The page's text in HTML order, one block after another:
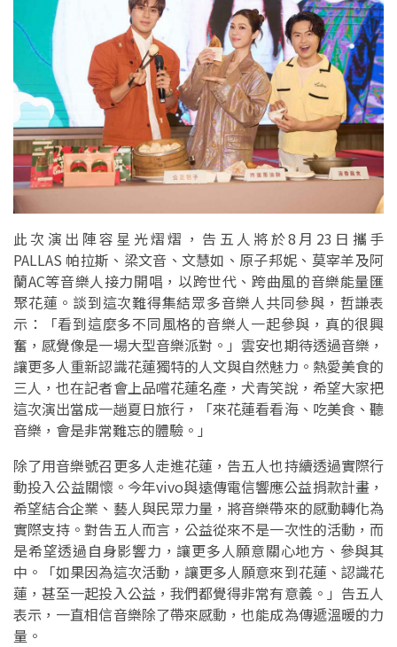
此次演出陣容星光熠熠，告五人將於8月23日攜手
PALLAS 帕拉斯、梁文音、文慧如、原子邦妮、莫宰羊及阿
蘭AC等音樂人接力開唱，以跨世代、跨曲風的音樂能量匯
聚花蓮。談到這次難得集結眾多音樂人共同參與，哲謙表
示：「看到這麼多不同風格的音樂人一起參與，真的很興
奮，感覺像是一場大型音樂派對。」雲安也期待透過音樂，
讓更多人重新認識花蓮獨特的人文與自然魅力。熱愛美食的
三人，也在記者會上品嚐花蓮名產，犬青笑說，希望大家把
這次演出當成一趟夏日旅行，「來花蓮看看海、吃美食、聽
音樂，會是非常難忘的體驗。」
除了用音樂號召更多人走進花蓮，告五人也持續透過實際行
動投入公益關懷。今年vivo與遠傳電信響應公益捐款計畫，
希望結合企業、藝人與民眾力量，將音樂帶來的感動轉化為
實際支持。對告五人而言，公益從來不是一次性的活動，而
是希望透過自身影響力，讓更多人願意關心地方、參與其
中。「如果因為這次活動，讓更多人願意來到花蓮、認識花
蓮，甚至一起投入公益，我們都覺得非常有意義。」告五人
表示，一直相信音樂除了帶來感動，也能成為傳遞溫暖的力
量。